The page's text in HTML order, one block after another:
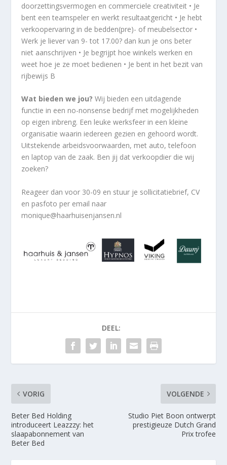
doorzettingsvermogen en commerciele creativiteit • Je
bent een teamspeler en werkt resultaatgericht • Je hebt
verkoopervaring in de bedden(pre)- of meubelsector •
Werk je liever van 9- tot 17.00? dan kun je ons beter
niet aanschrijven • Je begrijpt hoe winkels werken en
weet hoe je ze moet bedienen • Je bent in het bezit van
rijbewijs B
Wat bieden we jou? Wij bieden een uitdagende
functie in een no-nonsense bedrijf met mogelijkheden
op eigen inbreng. Een leuke werksfeer in een kleine
organisatie waarin iedereen gezien en gehoord wordt.
Uitstekende arbeidsvoorwaarden, met auto, telefoon
en laptop van de zaak. Ben jij dat verkoopdier die wij
zoeken?
Reageer dan voor 30-09 en stuur je sollicitatiebrief, CV
en pasfoto per email naar
monique@haarhuisenjansen.nl
DEEL:
VORIG
Beter Bed Holding
introduceert Leazzzy: het
slaapabonnement van
Beter Bed
VOLGENDE
Studio Piet Boon ontwerpt
prestigieuze Dutch Grand
Prix trofee